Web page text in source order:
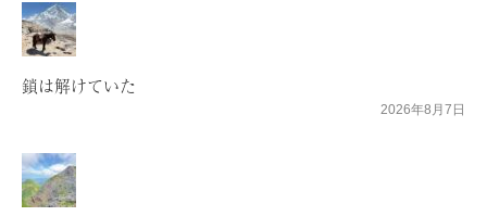
鎖は解けていた
2026年8月7日